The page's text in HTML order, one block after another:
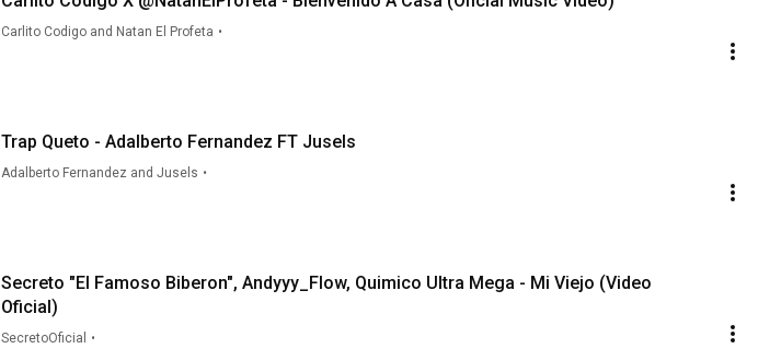
Carlito Codigo and Natan El Profeta •
Trap Queto - Adalberto Fernandez FT Jusels
Adalberto Fernandez and Jusels •
Secreto "El Famoso Biberon", Andyyy_Flow, Quimico Ultra Mega - Mi Viejo (Video
Oficial)
SecretoOficial •